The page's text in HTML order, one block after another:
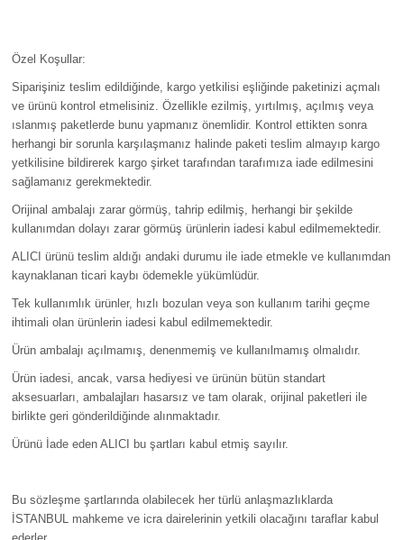
Özel Koşullar:
Siparişiniz teslim edildiğinde, kargo yetkilisi eşliğinde paketinizi açmalı
ve ürünü kontrol etmelisiniz. Özellikle ezilmiş, yırtılmış, açılmış veya
ıslanmış paketlerde bunu yapmanız önemlidir. Kontrol ettikten sonra
herhangi bir sorunla karşılaşmanız halinde paketi teslim almayıp kargo
yetkilisine bildirerek kargo şirket tarafından tarafımıza iade edilmesini
sağlamanız gerekmektedir.
Orijinal ambalajı zarar görmüş, tahrip edilmiş, herhangi bir şekilde
kullanımdan dolayı zarar görmüş ürünlerin iadesi kabul edilmemektedir.
ALICI ürünü teslim aldığı andaki durumu ile iade etmekle ve kullanımdan
kaynaklanan ticari kaybı ödemekle yükümlüdür.
Tek kullanımlık ürünler, hızlı bozulan veya son kullanım tarihi geçme
ihtimali olan ürünlerin iadesi kabul edilmemektedir.
Ürün ambalajı açılmamış, denenmemiş ve kullanılmamış olmalıdır.
Ürün iadesi, ancak, varsa hediyesi ve ürünün bütün standart
aksesuarları, ambalajları hasarsız ve tam olarak, orijinal paketleri ile
birlikte geri gönderildiğinde alınmaktadır.
Ürünü İade eden ALICI bu şartları kabul etmiş sayılır.
Bu sözleşme şartlarında olabilecek her türlü anlaşmazlıklarda
İSTANBUL mahkeme ve icra dairelerinin yetkili olacağını taraflar kabul